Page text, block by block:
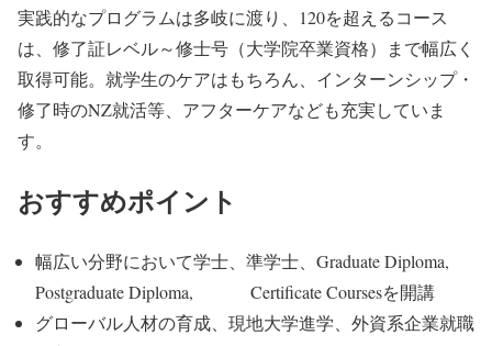
実践的なプログラムは多岐に渡り、120を超えるコース
は、修了証レベル～修士号（大学院卒業資格）まで幅広く
取得可能。就学生のケアはもちろん、インターンシップ・
修了時のNZ就活等、アフターケアなども充実していま
す。
おすすめポイント
幅広い分野において学士、準学士、Graduate Diploma,
Postgraduate Diploma, Certificate Coursesを開講
グローバル人材の育成、現地大学進学、外資系企業就職